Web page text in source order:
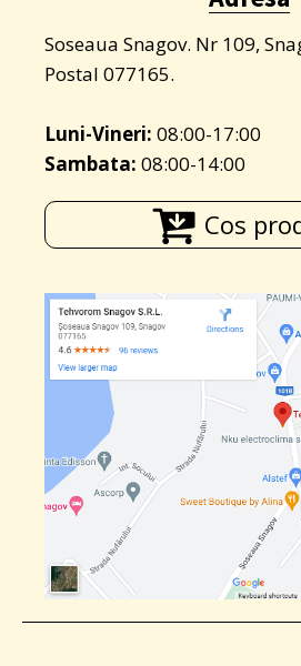
Soseaua Snagov. Nr 109,
Postal 077165.
Luni-Vineri: 08:00-17:00
Sambata: 08:00-14:00
Cos